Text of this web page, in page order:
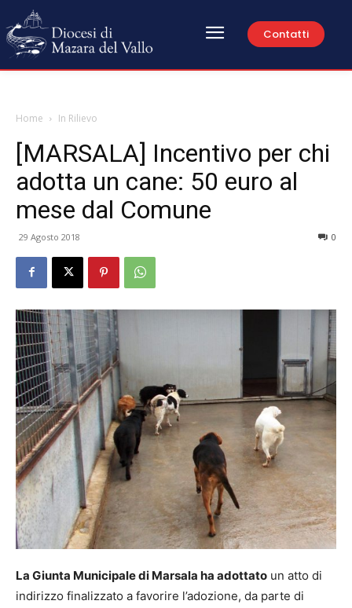
Contatti
Home In Rilievo
[MARSALA] Incentivo per chi
adotta un cane: 50 euro al
mese dal Comune
29 Agosto 2018 0
La Giunta Municipale di Marsala ha adottato un atto di
indirizzo finalizzato a favorire l’adozione, da parte di